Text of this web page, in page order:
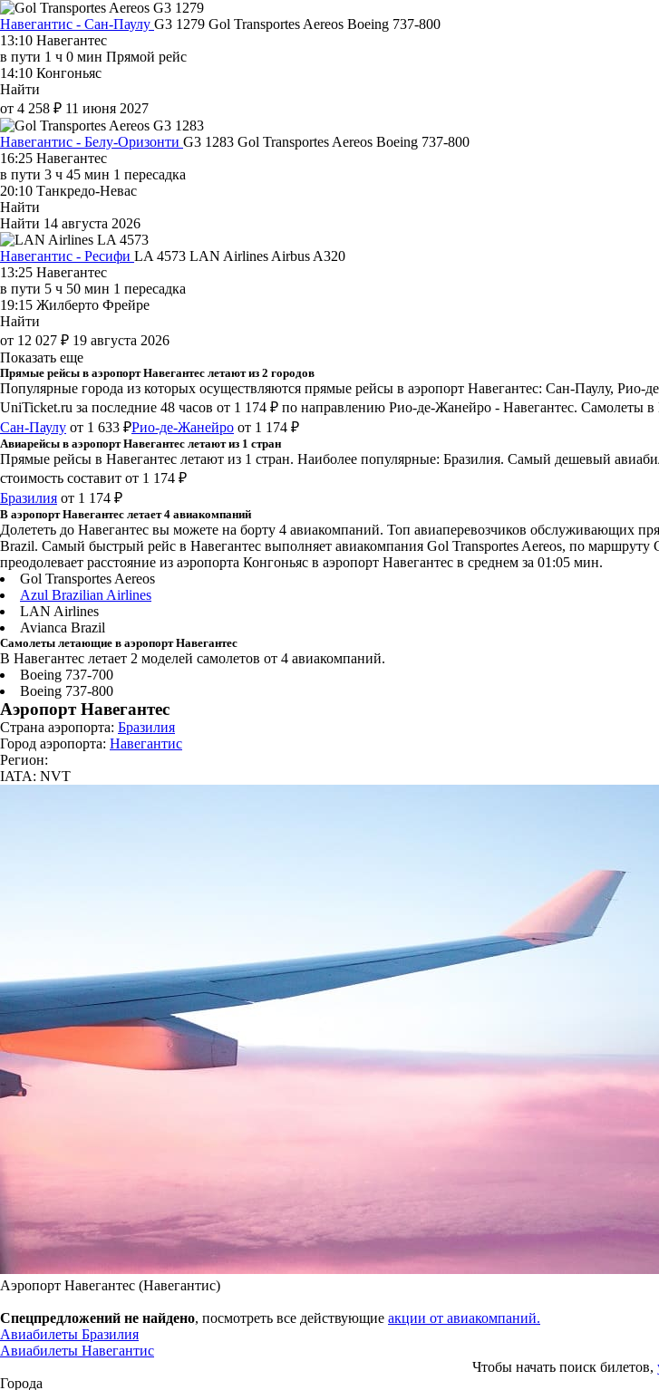
Навегантис - Сан-Паулу G3 1279 Gol Transportes Aereos Boeing 737-800
13:10 Навегантес
в пути 1 ч 0 мин Прямой рейс
14:10 Конгоньяс
Найти
от 4 258 ₽ 11 июня 2027
Навегантис - Белу-Оризонти G3 1283 Gol Transportes Aereos Boeing 737-800
16:25 Навегантес
в пути 3 ч 45 мин 1 пересадка
20:10 Танкредо-Невас
Найти
Найти 14 августа 2026
Навегантис - Ресифи LA 4573 LAN Airlines Airbus A320
13:25 Навегантес
в пути 5 ч 50 мин 1 пересадка
19:15 Жилберто Фрейре
Найти
от 12 027 ₽ 19 августа 2026
Показать еще
Прямые рейсы в аэропорт Навегантес летают из 2 городов
Популярные города из которых осуществляются прямые рейсы в аэропорт Навегантес: Сан-Паулу, Рио-
UniTicket.ru за последние 48 часов от 1 174 ₽ по направлению Рио-де-Жанейро - Навегантес. Самолеты в
Сан-Паулу от 1 633 ₽Рио-де-Жанейро от 1 174 ₽
Авиарейсы в аэропорт Навегантес летают из 1 стран
Прямые рейсы в Навегантес летают из 1 стран. Наиболее популярные: Бразилия. Самый дешевый
стоимость составит от 1 174 ₽
Бразилия от 1 174 ₽
В аэропорт Навегантес летает 4 авиакомпаний
Долететь до Навегантес вы можете на борту 4 авиакомпаний. Топ авиаперевозчиков обслуживающих
Brazil. Самый быстрый рейс в Навегантес выполняет авиакомпания Gol Transportes Aereos, по
преодолевает расстояние из аэропорта Конгоньяс в аэропорт Навегантес в среднем за 01:05 мин.
Gol Transportes Aereos
Azul Brazilian Airlines
LAN Airlines
Avianca Brazil
Самолеты летающие в аэропорт Навегантес
В Навегантес летает 2 моделей самолетов от 4 авиакомпаний.
Boeing 737-700
Boeing 737-800
Аэропорт Навегантес
Страна аэропорта: Бразилия
Город аэропорта: Навегантис
Регион:
IATA: NVT
Аэропорт Навегантес (Навегантис)
Спецпредложений не найдено, посмотреть все действующие акции от авиакомпаний.
Авиабилеты Бразилия
Авиабилеты Навегантис
Чтобы начать поиск билетов,
Города